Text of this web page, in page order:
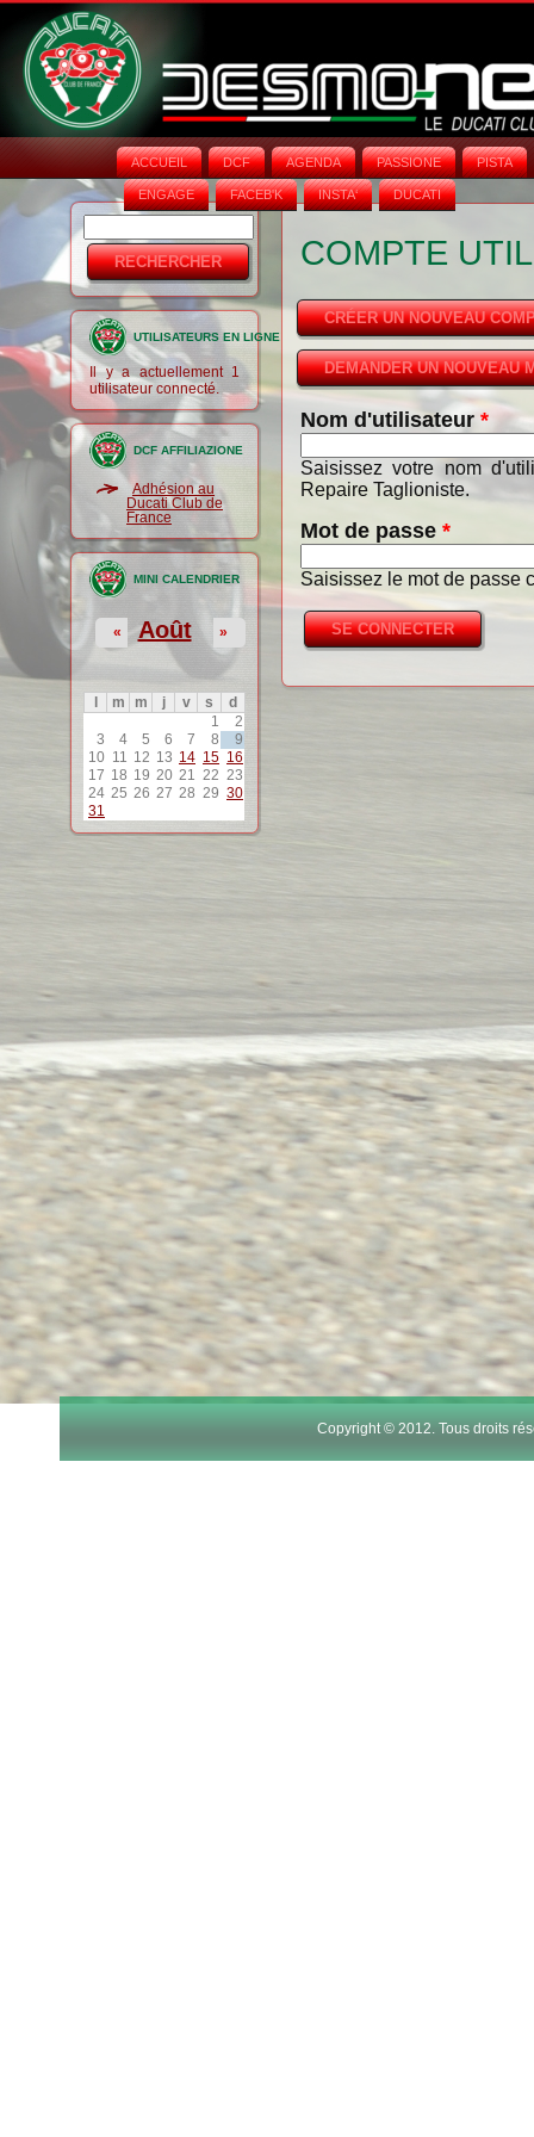
ACCUEIL DCF AGENDA PASSIONE PISTA
ENGAGE FACEB'K INSTA‘ DUCATI
Formulaire
de
recherche
UTILISATEURS EN LIGNE
Il y a actuellement 1
utilisateur connecté.
DCF AFFILIAZIONE
Adhésion au
Ducati Club de
France
MINI CALENDRIER
Août
« »
m m j v s
d
1
2
3
4 5 6 7 8
9
10 11 12 13 14 15 16
17 18 19 20 21 22 23
24 25 26 27 28 29 30
31
COMPTE
CRÉER UN NOUVEAU
DEMANDER UN NOUVEAU
Nom d'utilisateur *
Saisissez votre nom
Repaire Taglioniste.
Mot de passe *
Saisissez le mot de passe
Copyright © 2012. Tous droits